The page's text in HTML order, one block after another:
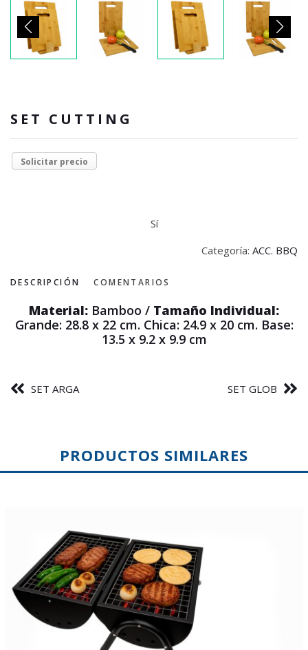
SET CUTTING
Solicitar precio
Sí
Categoría: ACC. BBQ
DESCRIPCIÓN COMENTARIOS
Material: Bamboo / Tamaño Individual:
Grande: 28.8 x 22 cm. Chica: 24.9 x 20 cm. Base:
13.5 x 9.2 x 9.9 cm
SET ARGA SET GLOB
PRODUCTOS SIMILARES